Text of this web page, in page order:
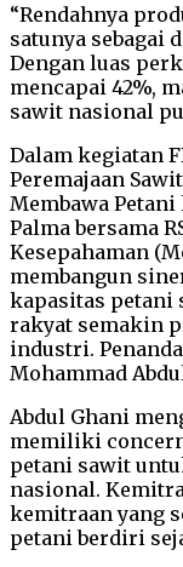
“Rendahnya
satunya sebagai
Dengan luas
mencapai 42%,
sawit nasional
Dalam kegiatan
Peremajaan
Membawa
Palma bersama
Kesepahaman
membangun
kapasitas petani
rakyat semakin
industri.
Mohammad
Abdul Ghani
memiliki
petani sawit
nasional.
kemitraan yang
petani berdiri